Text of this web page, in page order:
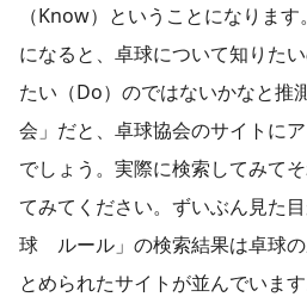
（Know）ということになりま
になると、卓球について知りた
たい（Do）のではないかなと
会」だと、卓球協会のサイトに
でしょう。実際に検索してみて
てみてください。ずいぶん見た
球 ルール」の検索結果は卓球の
とめられたサイトが並んでいま